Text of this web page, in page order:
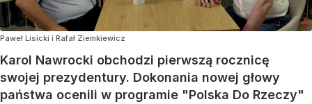
Paweł Lisicki i Rafał Ziemkiewicz
Karol Nawrocki obchodzi pierwszą rocznicę
swojej prezydentury. Dokonania nowej głowy
państwa ocenili w programie "Polska Do Rzeczy"